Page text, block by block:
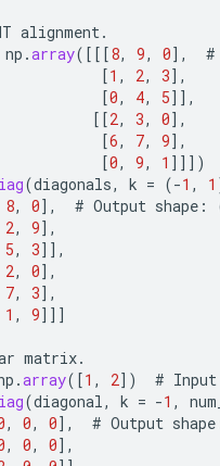
alignment.
np .array( [[[8, 9, 0] , #
[1 , 2, 3] ,
[0, 4, 5]] ,
[[2, 3, 0] ,
[6, 7, 9] ,
[0, 9, 1 ]]] )
(diagonals, k = (-1 , 1
8, 0] , # Output shape :
2, 9] ,
5, 3]] ,
2, 0] ,
7, 3] ,
1 , 9]]]
matrix.
.array( [1 , 2] ) # Input
(diagonal, k = -1 ,
, 0, 0] , # Output shape
, 0, 0] ,